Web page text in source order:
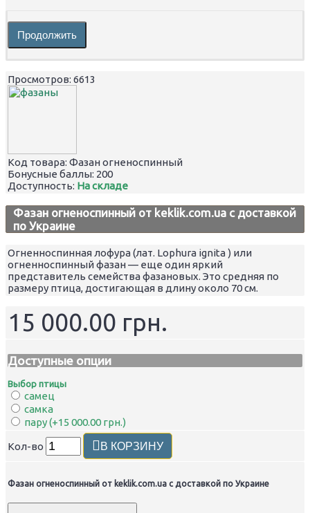
Продолжить
Просмотров: 6613
Код товара: Фазан огненоспинный
Бонусные баллы: 200
Доступность: На складе
Фазан огненоспинный от keklik.com.ua с доставкой
по Украине
Огненноспинная лофура (лат. Lophura ignita ) или
огненноспинный фазан — еще один яркий
представитель семейства фазановых. Это средняя по
размеру птица, достигающая в длину около 70 см.
15 000.00 грн.
Доступные опции
Выбор птицы
самец
самка
пару (+15 000.00 грн.)
Кол-во В КОРЗИНУ
Фазан огненоспинный от keklik.com.ua с доставкой по Украине